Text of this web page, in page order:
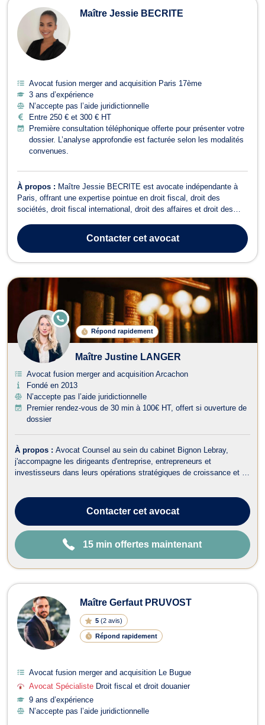
Maître Jessie BECRITE
Avocat fusion merger and acquisition Paris 17ème
3 ans d’expérience
N’accepte pas l’aide juridictionnelle
Entre 250 € et 300 € HT
Première consultation téléphonique offerte pour présenter votre
dossier. L’analyse approfondie est facturée selon les modalités
convenues.
À propos : Maître Jessie BECRITE est avocate indépendante à
Paris, offrant une expertise pointue en droit fiscal, droit des
sociétés, droit fiscal international, droit des affaires et droit des
mesure, alliant rigueur technique et stratégie juridique et fiscale,
afin de rép...
Contactercet avocat
Répond rapidement
E
N
G
N
E
Maître Justine LANGER
Avocat fusion merger and acquisition Arcachon
Fondé en 2013
N’accepte pas l’aide juridictionnelle
Premier rendez-vous de 30 min à 100€ HT, offert si ouverture de
dossier
À propos : Avocat Counsel au sein du cabinet Bignon Lebray,
j'accompagne les dirigeants d'entreprise, entrepreneurs et
investisseurs dans leurs opérations stratégiques de croissance et de
reconnue dans la transmis...Contactercet avocat
15 min offertes maintenant
Maître Gerfaut PRUVOST
5 (2 avis)
Répond rapidement
Avocat fusion merger and acquisition Le Bugue
Avocat Spécialiste Droit fiscal et droit douanier
9 ans d’expérience
N’accepte pas l’aide juridictionnelle